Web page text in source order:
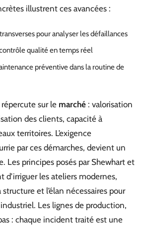
illustrent ces avancées :
pour analyser les défaillances
qualité en temps réel
préventive dans la routine de
sur le marché : valorisation
des clients, capacité à
territoires. L’exigence
par ces démarches, devient un
Les principes posés par Shewhart et
les ateliers modernes,
et l’élan nécessaires pour
Les lignes de production,
: chaque incident traité est une